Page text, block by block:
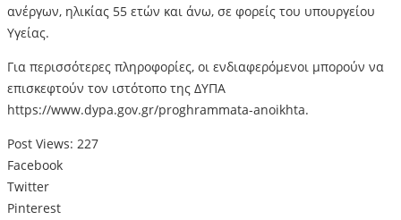
ανέργων, ηλικίας 55 ετών και άνω, σε φορείς του υπουργείου
Υγείας.
Για περισσότερες πληροφορίες, οι ενδιαφερόμενοι μπορούν να
επισκεφτούν τον ιστότοπο της ΔΥΠΑ
https://www.dypa.gov.gr/proghrammata-anoikhta.
Post Views: 227
Facebook
Twitter
Pinterest